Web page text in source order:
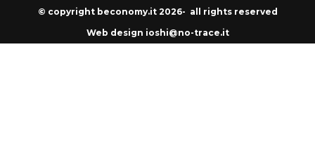
© copyright beconomy.it 2026- all rights reserved
Web design ioshi@no-trace.it